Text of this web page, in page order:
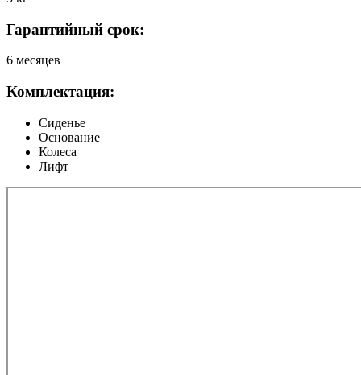
Гарантийный срок:
6 месяцев
Комплектация:
Сиденье
Основание
Колеса
Лифт